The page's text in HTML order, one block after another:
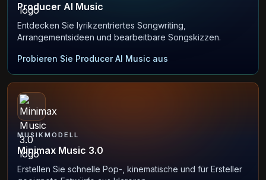
Producer AI Music
Entdecken Sie lyrikzentriertes Songwriting,
Arrangementsideen und bearbeitbare Songskizzen.
Probieren Sie Producer AI Music aus
MUSIKMODELL
Minimax Music 3.0
Erstellen Sie schnelle Pop-, kinematische und für Ersteller